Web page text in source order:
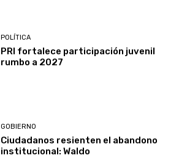
POLÍTICA
PRI fortalece participación juvenil
rumbo a 2027
GOBIERNO
Ciudadanos resienten el abandono
institucional: Waldo